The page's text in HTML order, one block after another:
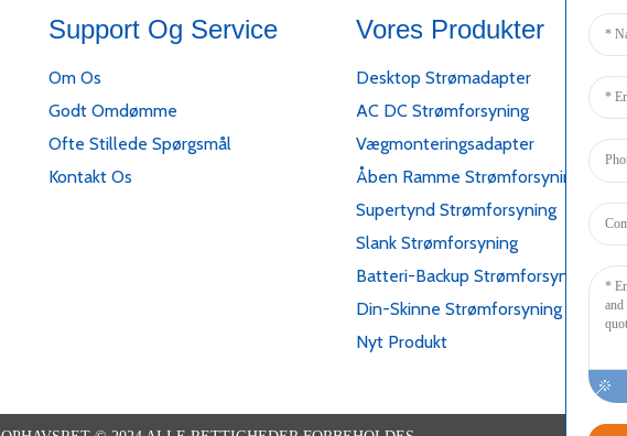
Support Og Service
Om Os
Godt Omdømme
Ofte Stillede Spørgsmål
Kontakt Os
Vores Produkter
Desktop Strømadapter
AC DC Strømforsyning
Vægmonteringsadapter
Åben Ramme Strømforsyning
Supertynd Strømforsyning
Slank Strømforsyning
Batteri-Backup Strømforsyning
Din-Skinne Strømforsyning
Nyt Produkt